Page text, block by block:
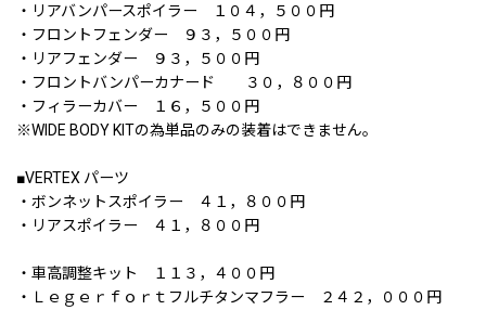
・リアバンパースポイラー １０４，５００円
・フロントフェンダー ９３，５００円
・リアフェンダー ９３，５００円
・フロントバンパーカナード ３０，８００円
・フィラーカバー １６，５００円
※WIDE BODY KITの為単品のみの装着はできません。
■VERTEX パーツ
・ボンネットスポイラー ４１，８００円
・リアスポイラー ４１，８００円
・車高調整キット １１３，４００円
・Ｌｅｇｅｒｆｏｒｔフルチタンマフラー ２４２，０００円